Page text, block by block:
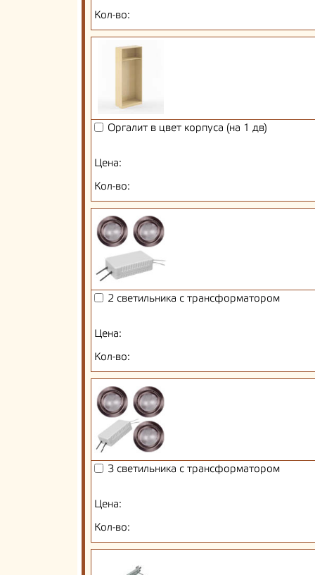
Кол-во:
Оргалит в цвет корпуса (на 1 дв)
Цена:
Кол-во:
2 светильника с трансформатором
Цена:
Кол-во:
3 светильника с трансформатором
Цена:
Кол-во: